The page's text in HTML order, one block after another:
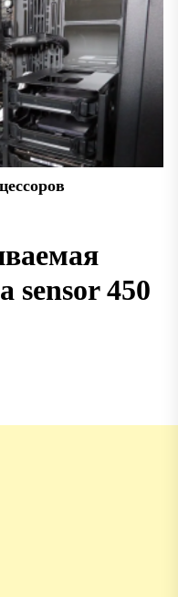
sensor 450